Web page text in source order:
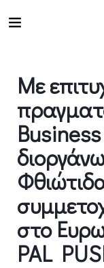
Με
στο
PAL